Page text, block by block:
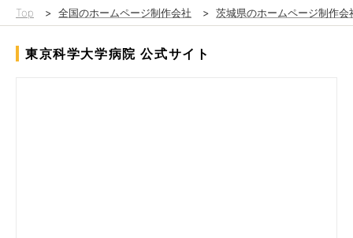
Top > 全国のホームページ制作会社 > 茨城県のホームページ制作会
東京科学大学病院 公式サイト